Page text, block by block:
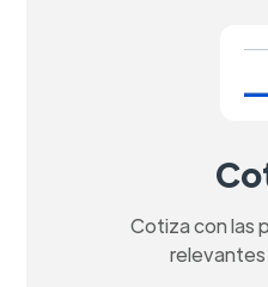
Cotiza con las
relevantes